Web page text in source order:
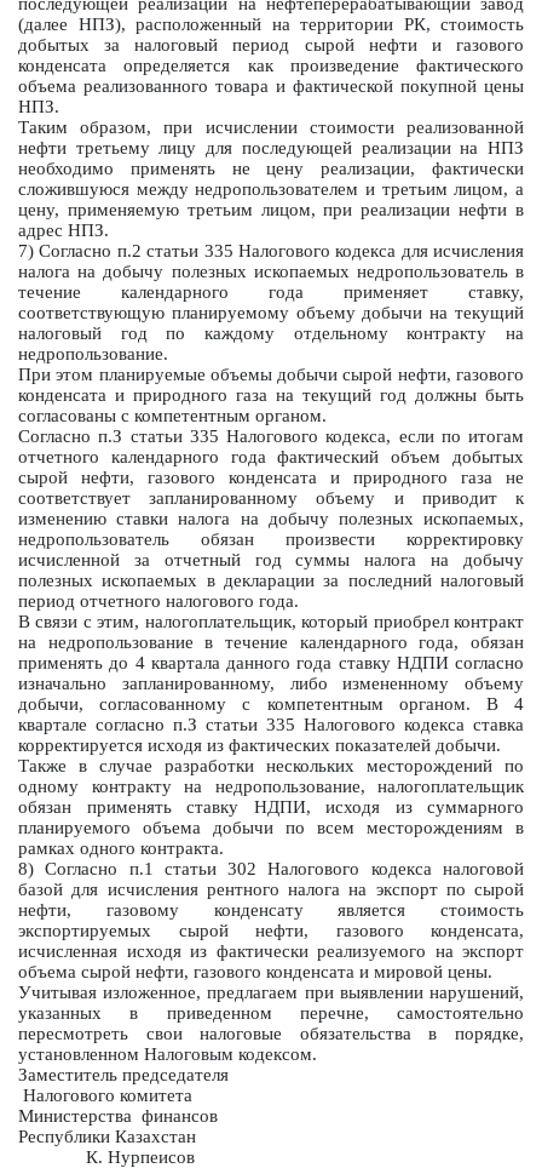
(далее НПЗ), расположенный на территории РК, стоимость
добытых за налоговый период сырой нефти и газового
конденсата определяется как произведение фактического
объема реализованного товара и фактической покупной цены
НПЗ.
Таким образом, при исчислении стоимости реализованной
нефти третьему лицу для последующей реализации на НПЗ
необходимо применять не цену реализации, фактически
сложившуюся между недропользователем и третьим лицом, а
цену, применяемую третьим лицом, при реализации нефти в
адрес НПЗ.
7) Согласно п.2 статьи 335 Налогового кодекса для исчисления
налога на добычу полезных ископаемых недропользователь в
течение календарного года применяет ставку,
соответствующую планируемому объему добычи на текущий
налоговый год по каждому отдельному контракту на
недропользование.
При этом планируемые объемы добычи сырой нефти, газового
конденсата и природного газа на текущий год должны быть
согласованы с компетентным органом.
Согласно п.З статьи 335 Налогового кодекса, если по итогам
отчетного календарного года фактический объем добытых
сырой нефти, газового конденсата и природного газа не
соответствует запланированному объему и приводит к
изменению ставки налога на добычу полезных ископаемых,
недропользователь обязан произвести корректировку
исчисленной за отчетный год суммы налога на добычу
полезных ископаемых в декларации за последний налоговый
период отчетного налогового года.
В связи с этим, налогоплательщик, который приобрел контракт
на недропользование в течение календарного года, обязан
применять до 4 квартала данного года ставку НДПИ согласно
изначально запланированному, либо измененному объему
добычи, согласованному с компетентным органом. В 4
квартале согласно п.З статьи 335 Налогового кодекса ставка
корректируется исходя из фактических показателей добычи.
Также в случае разработки нескольких месторождений по
одному контракту на недропользование, налогоплательщик
обязан применять ставку НДПИ, исходя из суммарного
планируемого объема добычи по всем месторождениям в
рамках одного контракта.
8) Согласно п.1 статьи 302 Налогового кодекса налоговой
базой для исчисления рентного налога на экспорт по сырой
нефти, газовому конденсату является стоимость
экспортируемых сырой нефти, газового конденсата,
исчисленная исходя из фактически реализуемого на экспорт
объема сырой нефти, газового конденсата и мировой цены.
Учитывая изложенное, предлагаем при выявлении нарушений,
указанных в приведенном перечне, самостоятельно
пересмотреть свои налоговые обязательства в порядке,
установленном Налоговым кодексом.
Заместитель председателя
Налогового комитета
Министерства финансов
Республики Казахстан
К. Нурпеисов